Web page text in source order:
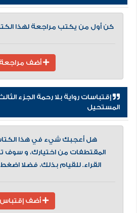
كن أول من يكتب مراجعة لهذا
أضف مراجعة
إقتباسات رواية بلا رحمة الجزء
المستحيل
هل أعجبك شيء في هذا
المقتطفات من اختيارك، و سوف
القراء. للقيام بذلك، فضلا
أضف إقتباس